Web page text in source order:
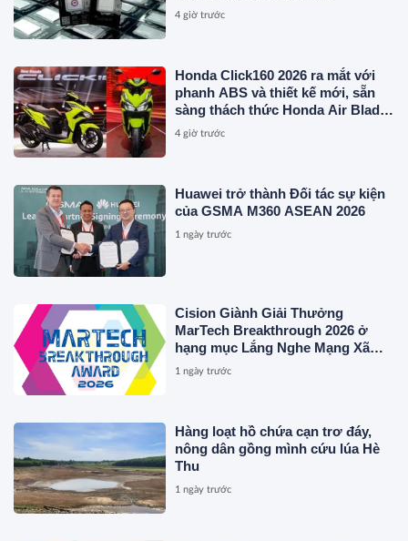
4 giờ trước
Honda Click160 2026 ra mắt với
phanh ABS và thiết kế mới, sẵn
sàng thách thức Honda Air Blade
và Yamaha NVX
4 giờ trước
Huawei trở thành Đối tác sự kiện
của GSMA M360 ASEAN 2026
1 ngày trước
Cision Giành Giải Thưởng
MarTech Breakthrough 2026 ở
hạng mục Lắng Nghe Mạng Xã
Hội, Phân Phối Thông Cáo Báo
1 ngày trước
Hàng loạt hồ chứa cạn trơ đáy,
nông dân gồng mình cứu lúa Hè
Thu
1 ngày trước